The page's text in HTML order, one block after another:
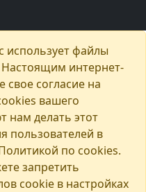
использует файлы
интернет-
свое согласие на
вашего
нам делать этот
пользователей в
по cookies.
запретить
cookie в настройках